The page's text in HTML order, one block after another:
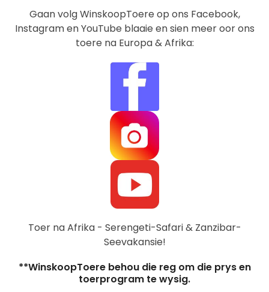
Gaan volg WinskoopToere op ons Facebook,
Instagram en YouTube blaaie en sien meer oor ons
toere na Europa & Afrika:
Toer na Afrika - Serengeti-Safari & Zanzibar-
Seevakansie!
**WinskoopToere behou die reg om die prys en
toerprogram te wysig.